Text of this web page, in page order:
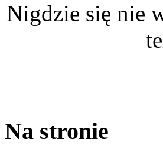
Nigdzie się nie
Na stronie